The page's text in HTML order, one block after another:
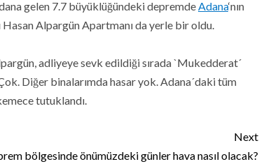
gelen 7.7 büyüklüğündeki depremdeAdana‘nın
Alpargün Apartmanı da yerle bir oldu.
adliyeye sevk edildiği sırada `Mukedderat´
Diğer binalarımda hasar yok. Adana´daki tüm
tutuklandı.
Next
bölgesinde önümüzdeki günler hava nasıl olacak?